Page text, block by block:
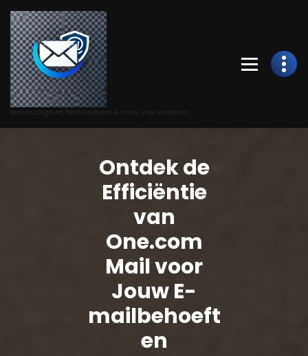
Skip
to
Content
Ontdek de
Efficiëntie
van
One.com
Mail voor
Jouw E-
mailbehoeft
en